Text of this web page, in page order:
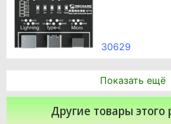
30629
Показать ещё
Другие товары этого